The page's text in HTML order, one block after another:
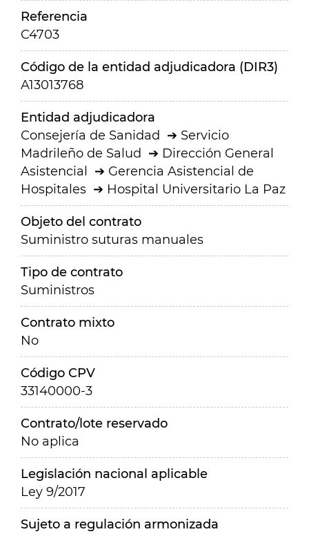
Referencia
C4703
Código de la entidad adjudicadora (DIR3)
A13013768
Entidad adjudicadora
Consejería de Sanidad
Servicio
Madrileño de Salud
Dirección General
Asistencial
Gerencia Asistencial de
Hospitales
Hospital Universitario La Paz
Objeto del contrato
Suministro suturas manuales
Tipo de contrato
Suministros
Contrato mixto
No
Código CPV
33140000-3
Contrato/lote reservado
No aplica
Legislación nacional aplicable
Ley 9/2017
Sujeto a regulación armonizada